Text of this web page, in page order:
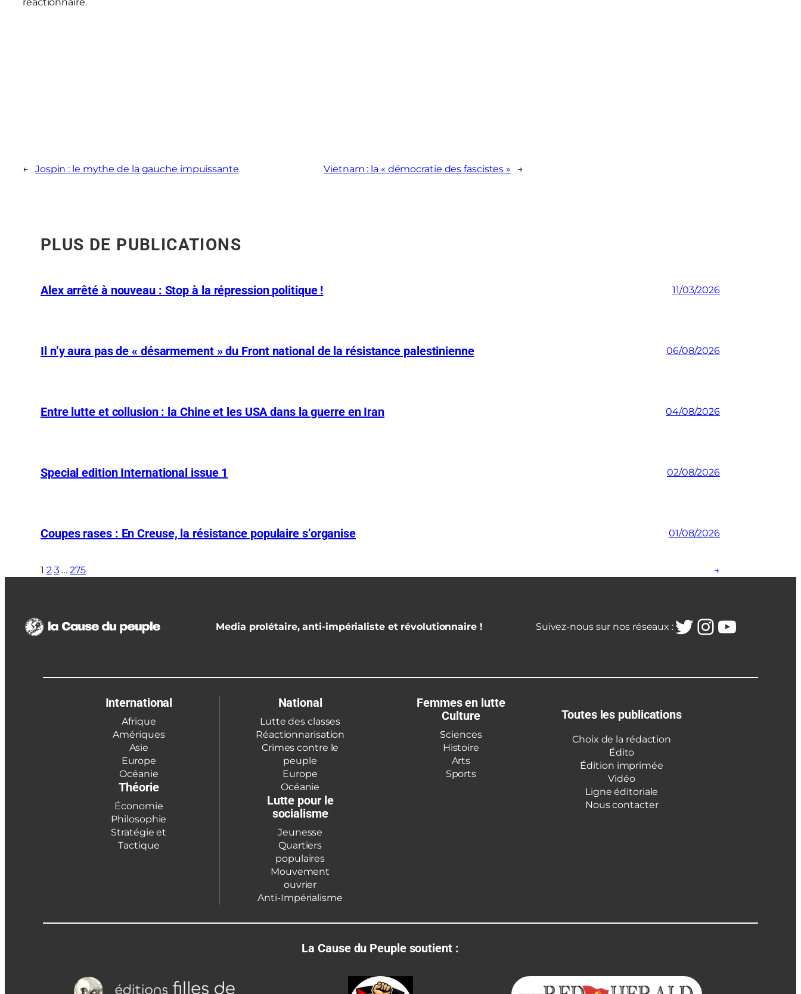
← Jospin : le mythe de la gauche impuissante Vietnam : la « démocratie des fascistes » →
PLUS DE PUBLICATIONS
Alex arrêté à nouveau : Stop à la répression politique ! 11/03/2026
Il n’y aura pas de « désarmement » du Front national de la résistance palestinienne 06/08/2026
Entre lutte et collusion : la Chine et les USA dans la guerre en Iran 04/08/2026
Special edition International issue 1 02/08/2026
Coupes rases : En Creuse, la résistance populaire s’organise 01/08/2026
1 2 3 … 275 →
Media prolétaire, anti-impérialiste et révolutionnaire ! Suivez-nous sur nos réseaux :Twitter
International
Afrique
Amériques
Asie
Europe
Océanie
Théorie
Économie
Philosophie
Stratégie et
Tactique
National
Lutte des classes
Réactionnarisation
Crimes contre le
peuple
Europe
Océanie
Lutte pour le
socialisme
Jeunesse
Quartiers
populaires
Mouvement
ouvrier
Anti-Impérialisme
Femmes en lutte
Culture
Sciences
Histoire
Arts
Sports
Toutes les publications
Choix de la rédaction
Édito
Édition imprimée
Vidéo
Ligne éditoriale
Nous contacter
La Cause du Peuple soutient :